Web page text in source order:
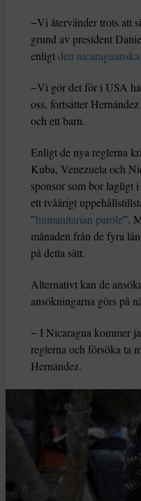
−Vi återvänder trots att
grund av president
enligtden
−Vi gör det för i USA
oss, fortsätter
och ett barn.
Enligt de nya reglerna
Kuba, Venezuela och
sponsor som bor lagligt
ett tvåårigt
”humanitarian parole”.
månaden från de fyra
på detta sätt.
Alternativt kan de
ansökningarna görs på
− I Nicaragua kommer
reglerna och försöka ta
Hernández.